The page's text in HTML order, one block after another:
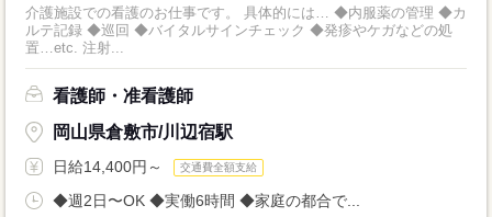
介護施設での看護のお仕事です。 具体的には… ◆内服薬の管理 ◆カ
ルテ記録 ◆巡回 ◆バイタルサインチェック ◆発疹やケガなどの処
置…etc. 注射...
看護師・准看護師
岡山県倉敷市/川辺宿駅
日給14,400円～ 交通費全額支給
◆週2日〜OK ◆実働6時間 ◆家庭の都合で...